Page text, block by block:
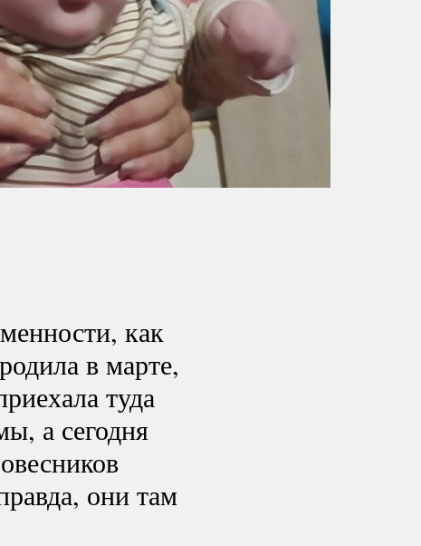
как
в марте,
туда
а сегодня
они там